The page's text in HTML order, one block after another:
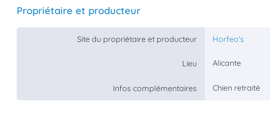
Propriétaire et producteur
Site du propriétaire et producteur Horfeo's
Lieu Alicante
Infos complémentaires Chien retraité